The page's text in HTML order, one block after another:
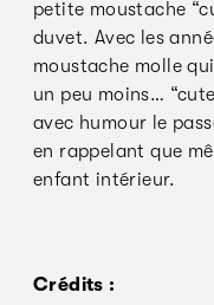
petite moustache
duvet. Avec les
moustache molle
un peu moins…
avec humour le
en rappelant que
enfant intérieur.
Crédits :